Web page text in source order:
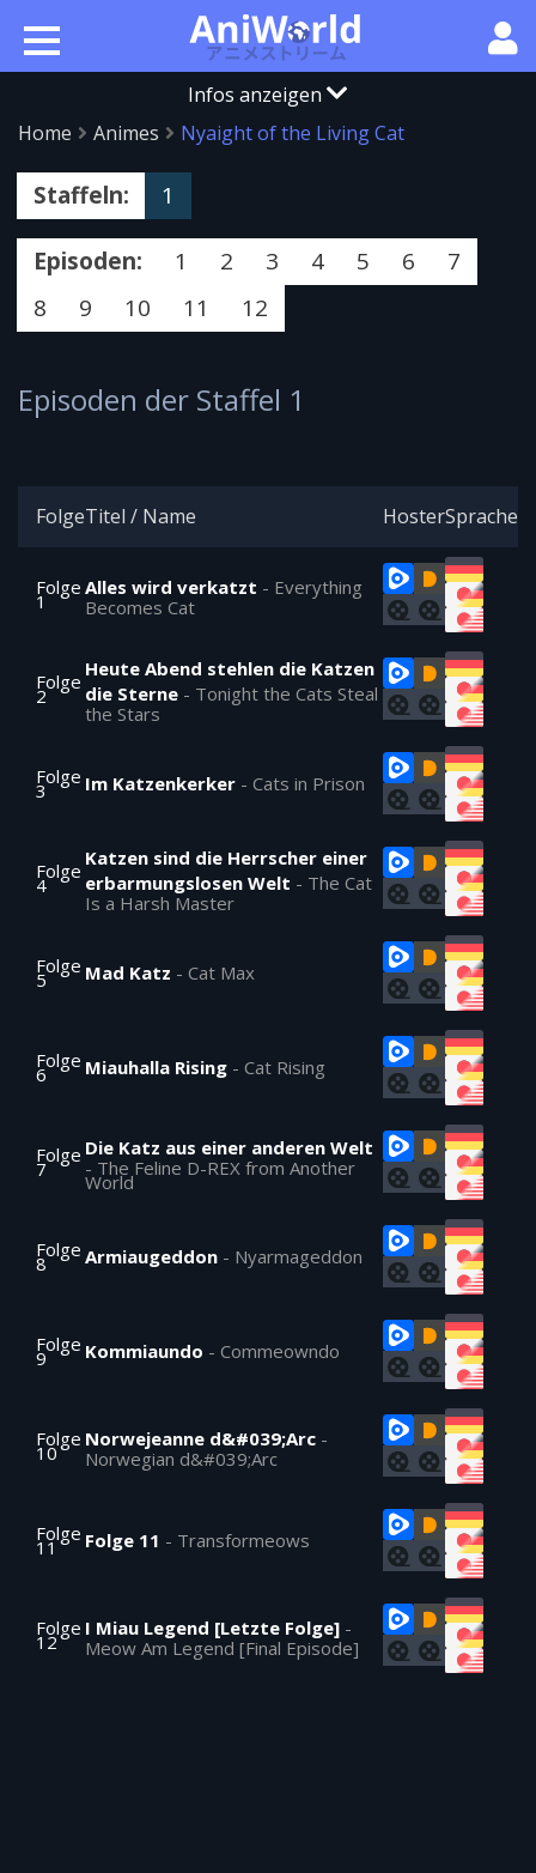
Infos anzeigen
Home
Animes Nyaight of the Living Cat
Staffeln: 1
Episoden: 1 2 3 4 5 6
7
8
9 10 11 12
Episoden der Staffel 1
FolgeTitel / Name HosterSprache
Folge
1
Alles wird verkatzt - Everything
Becomes Cat
Folge
2
Heute Abend stehlen die Katzen
die Sterne - Tonight the Cats Steal
the Stars
Folge
3 Im Katzenkerker - Cats in Prison
Folge
4
Katzen sind die Herrscher einer
erbarmungslosen Welt - The Cat
Is a Harsh Master
Folge
5 Mad Katz - Cat Max
Folge
6 Miauhalla Rising - Cat Rising
Folge
7
Die Katz aus einer anderen Welt
- The Feline D-REX from Another
World
Folge
8 Armiaugeddon - Nyarmageddon
Folge
9 Kommiaundo - Commeowndo
Folge
10
Norwejeanne d&#039;Arc -
Norwegian d&#039;Arc
Folge
11 Folge 11 - Transformeows
Folge
12
I Miau Legend [Letzte Folge] -
Meow Am Legend [Final Episode]